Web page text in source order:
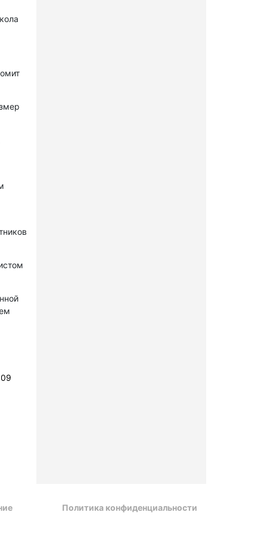
Политика конфиденциальности